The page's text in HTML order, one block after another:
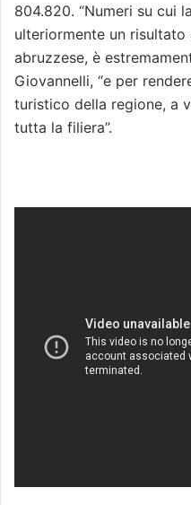
804.820. “Numeri su cui
ulteriormente un
abruzzese, è
Giovannelli, “e per
turistico della regione, a
tutta la filiera”.